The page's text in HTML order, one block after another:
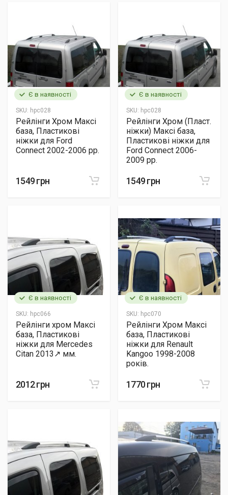
Є в наявності
SKU: hpc028
Рейлінги Хром Максі
база, Пластикові
ніжки для Ford
Connect 2002-2006 рр.
1549 грн
Є в наявності
SKU: hpc028
Рейлінги Хром (Пласт.
ніжки) Максі база,
Пластикові ніжки для
Ford Connect 2006-
2009 рр.
1549 грн
Є в наявності
SKU: hpc066
Рейлінги хром Максі
база, Пластикові
ніжки для Mercedes
Citan 2013↗ мм.
2012 грн
Є в наявності
SKU: hpc070
Рейлінги Хром Максі
база, Пластикові
ніжки для Renault
Kangoo 1998-2008
років.
1770 грн